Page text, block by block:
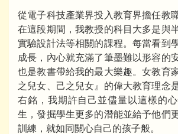
從電子科技產業界投入教育界擔任教
在這段期間，我教授的科目大多是與
實驗設計法等相關的課程。每當看到
成長，內心就充滿了筆墨難以形容的
也是教書帶給我的最大樂趣。女教育
之兒女、己之兒女』的偉大教育理念
右銘，我期許自己並儘量以這樣的
生，發掘學生更多的潛能並給予他們
訓練，就如同關心自己的孩子般。